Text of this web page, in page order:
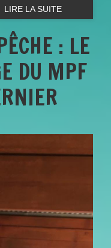
LIRE LA SUITE
: LE
DU MPF